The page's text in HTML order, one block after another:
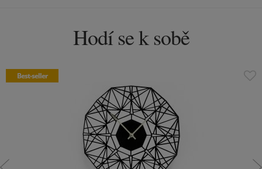
Hodí se k sobě
Best-seller